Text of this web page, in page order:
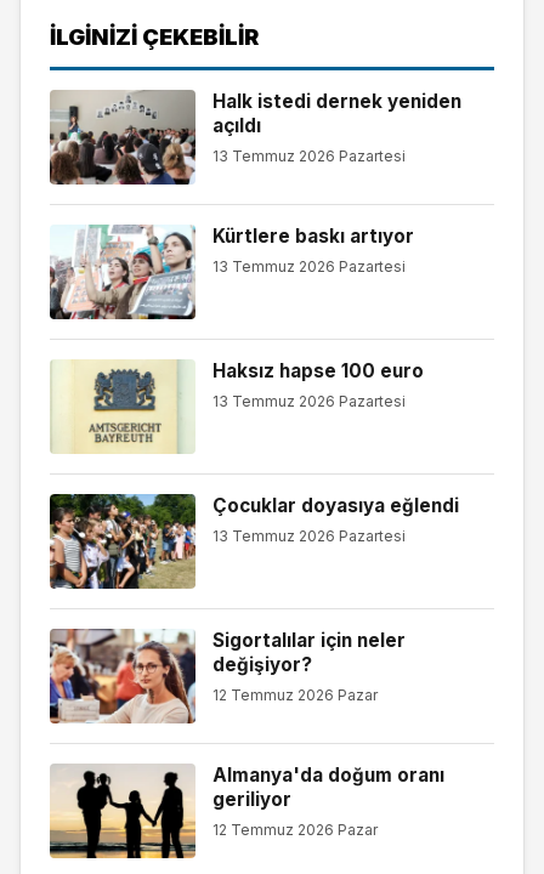
İLGINIZI ÇEKEBILIR
Halk istedi dernek yeniden
açıldı
13 Temmuz 2026 Pazartesi
Kürtlere baskı artıyor
13 Temmuz 2026 Pazartesi
Haksız hapse 100 euro
13 Temmuz 2026 Pazartesi
Çocuklar doyasıya eğlendi
13 Temmuz 2026 Pazartesi
Sigortalılar için neler
değişiyor?
12 Temmuz 2026 Pazar
Almanya'da doğum oranı
geriliyor
12 Temmuz 2026 Pazar